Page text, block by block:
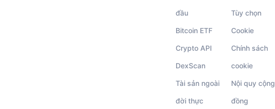
đầu
Bitcoin ETF
Crypto API
DexScan
Tài sản ngoài
đời thực
Tùy chọn
Cookie
Chính sách
cookie
Nội quy cộng
đồng